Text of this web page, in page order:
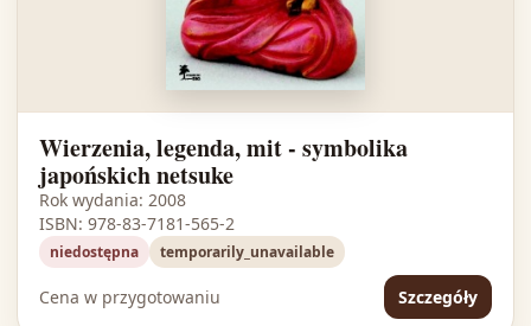
Wierzenia, legenda, mit - symbolika
japońskich netsuke
Rok wydania: 2008
ISBN: 978-83-7181-565-2
niedostępna temporarily_unavailable
Cena w przygotowaniu Szczegóły